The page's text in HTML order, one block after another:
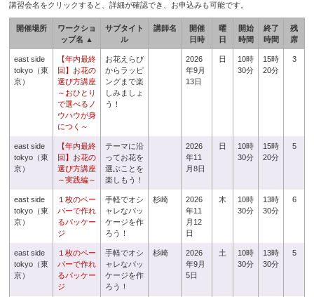
講習会名をクリックすると、詳細が確認でき、お申込みも可能です。
開催場所
ワークショ
ップ名 ▲
サブタイト
ル
講師名
開催
日時
曜
日
開始
時間
終了
時間
残
席
east side
tokyo（東
京）
【年内最終
回】お花の
選び方講座
～おひとり
で選べるノ
ウハウが身
につく～
お花えらび
からラッピ
ングまで楽
しみましょ
う！
2026
年9月
13日
日
10時
30分
15時
20分
3
east side
tokyo（東
京）
【年内最終
回】お花の
選び方講座
～実践編～
テーマに沿
ってお花を
選ぶことを
楽しもう！
2026
年11
月8日
日
10時
30分
15時
20分
5
east side
tokyo（東
京）
１枚のペー
パーで作れ
るパッケー
ジ
手軽でオシ
ャレなパッ
ケージを作
ろう！
杉崎
2026
年11
月12
日
木
10時
30分
13時
30分
6
east side
tokyo（東
京）
１枚のペー
パーで作れ
るパッケー
ジ
手軽でオシ
ャレなパッ
ケージを作
ろう！
杉崎
2026
年9月
5日
土
10時
30分
13時
30分
5